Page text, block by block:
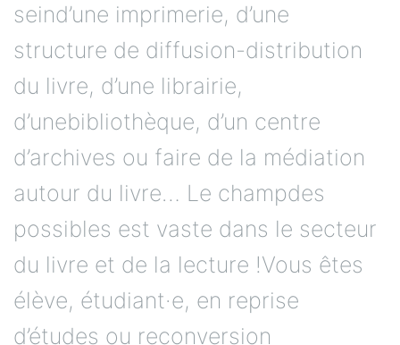
seind’une imprimerie, d’une
structure de diffusion-distribution
du livre, d’une librairie,
d’unebibliothèque, d’un centre
d’archives ou faire de la médiation
autour du livre… Le champdes
possibles est vaste dans le secteur
du livre et de la lecture !Vous êtes
élève, étudiant·e, en reprise
d’études ou reconversion